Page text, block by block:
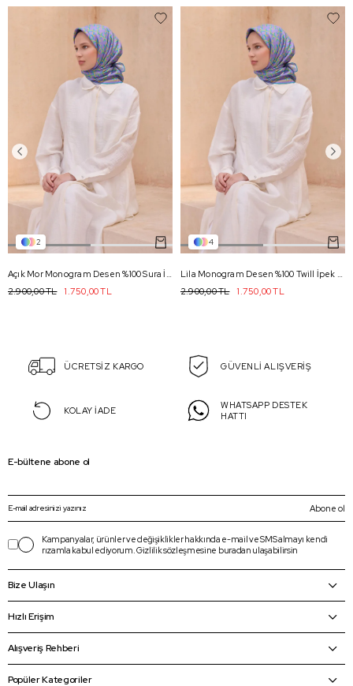
2
1.750,00 TL
2.900,00 TL
4
1.750,00 TL
2.900,00 TL
ÜCRETSİZ KARGO GÜVENLİ ALIŞVERİŞ
KOLAY İADE
WHATSAPP DESTEK
HATTI
E-bültene abone ol
Abone ol
Kampanyalar, ürünler ve değişiklikler hakkında e-mail ve SMS almayı kendi
rızamla kabul ediyorum. Gizlilik sözleşmesine buradan ulaşabilirsin
Bize Ulaşın
Hızlı Erişim
Alışveriş Rehberi
Popüler Kategoriler